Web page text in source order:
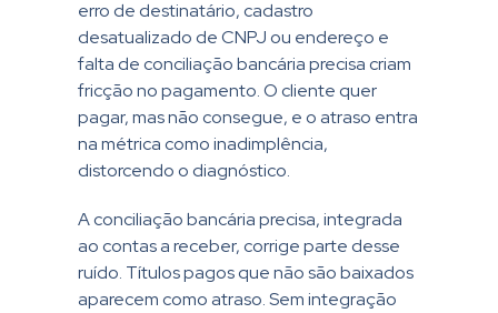
erro de destinatário, cadastro
desatualizado de CNPJ ou endereço e
falta de conciliação bancária precisa criam
fricção no pagamento. O cliente quer
pagar, mas não consegue, e o atraso entra
na métrica como inadimplência,
distorcendo o diagnóstico.
A conciliação bancária precisa, integrada
ao contas a receber, corrige parte desse
ruído. Títulos pagos que não são baixados
aparecem como atraso. Sem integração